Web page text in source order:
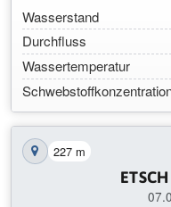
Wasserstand
Durchfluss
Wassertemperatur
Station auf der Karte
227 m